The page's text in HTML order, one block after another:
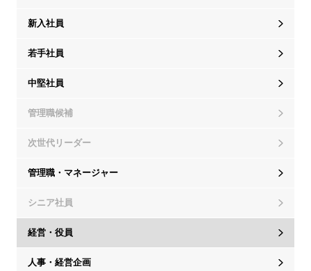
新入社員
若手社員
中堅社員
管理職候補
次世代リーダー
管理職・マネージャー
シニア社員
経営・役員
人事・経営企画